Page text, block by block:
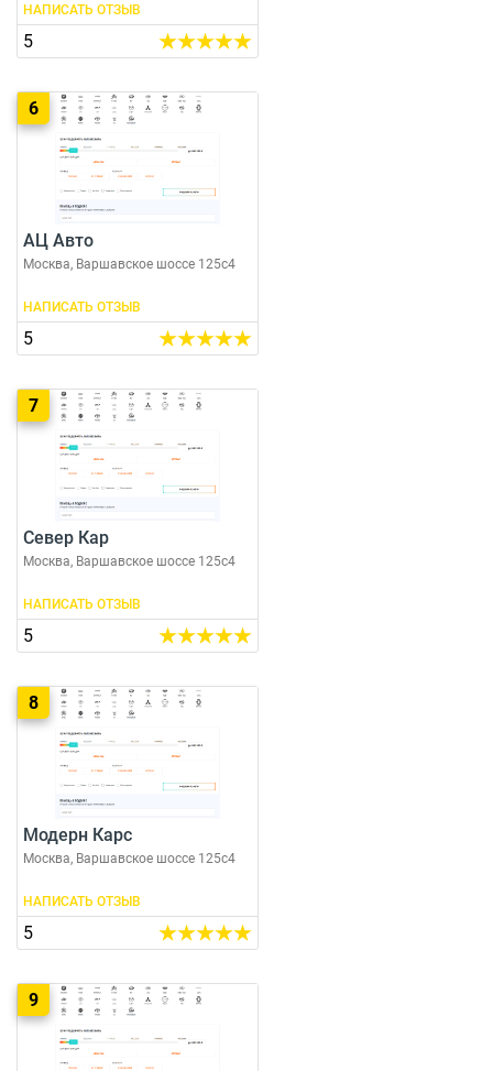
НАПИСАТЬ ОТЗЫВ
5
6
АЦ Авто
Москва, Варшавское шоссе 125с4
НАПИСАТЬ ОТЗЫВ
5
7
Север Кар
Москва, Варшавское шоссе 125с4
НАПИСАТЬ ОТЗЫВ
5
8
Модерн Карс
Москва, Варшавское шоссе 125с4
НАПИСАТЬ ОТЗЫВ
5
9